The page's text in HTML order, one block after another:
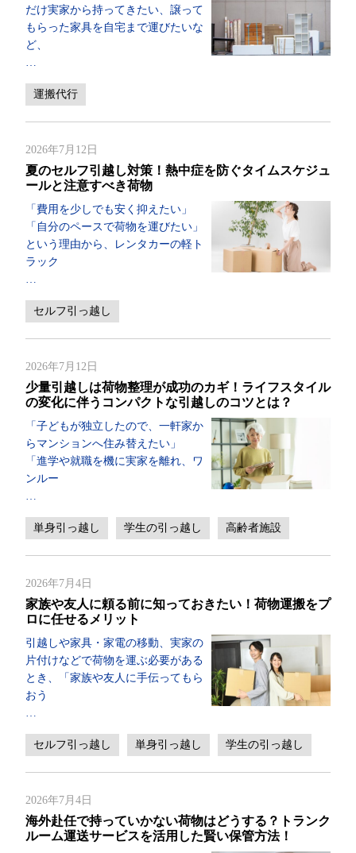
だけ実家から持ってきたい、譲って
もらった家具を自宅まで運びたいな
ど、
…
運搬代行
2026年7月12日
夏のセルフ引越し対策！熱中症を防ぐタイムスケジュ
ールと注意すべき荷物
「費用を少しでも安く抑えたい」
「自分のペースで荷物を運びたい」
という理由から、レンタカーの軽ト
ラック
…
セルフ引っ越し
2026年7月12日
少量引越しは荷物整理が成功のカギ！ライフスタイル
の変化に伴うコンパクトな引越しのコツとは？
「子どもが独立したので、一軒家か
らマンションへ住み替えたい」
「進学や就職を機に実家を離れ、ワ
ンルー
…
単身引っ越し 学生の引っ越し 高齢者施設
2026年7月4日
家族や友人に頼る前に知っておきたい！荷物運搬をプ
ロに任せるメリット
引越しや家具・家電の移動、実家の
片付けなどで荷物を運ぶ必要がある
とき、「家族や友人に手伝ってもら
おう
…
セルフ引っ越し 単身引っ越し 学生の引っ越し
2026年7月4日
海外赴任で持っていかない荷物はどうする？トランク
ルーム運送サービスを活用した賢い保管方法！